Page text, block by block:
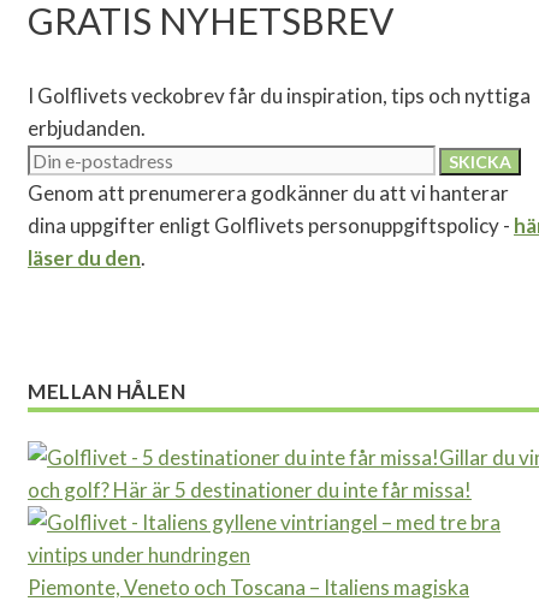
GRATIS NYHETSBREV
I Golflivets veckobrev får du inspiration, tips och nyttiga
erbjudanden.
Genom att prenumerera godkänner du att vi hanterar
dina uppgifter enligt Golflivets personuppgiftspolicy -
läser du den.
MELLAN HÅLEN
Gillar du
och golf? Här är 5 destinationer du inte får missa!
Piemonte, Veneto och Toscana – Italiens magiska